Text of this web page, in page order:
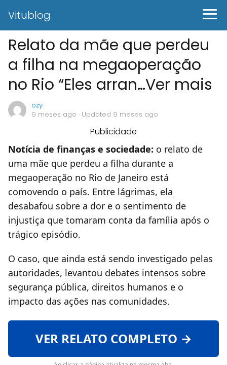
Vitublog
Relato da mãe que perdeu
a filha na megaoperação
no Rio “Eles arran…Ver mais
ozy
9 meses ago · Updated 9 meses ago
Publicidade
Notícia de finanças e sociedade: o relato de
uma mãe que perdeu a filha durante a
megaoperação no Rio de Janeiro está
comovendo o país. Entre lágrimas, ela
desabafou sobre a dor e o sentimento de
injustiça que tomaram conta da família após o
trágico episódio.
O caso, que ainda está sendo investigado pelas
autoridades, levantou debates intensos sobre
segurança pública, direitos humanos e o
impacto das ações nas comunidades.
VER RELATO COMPLETO →